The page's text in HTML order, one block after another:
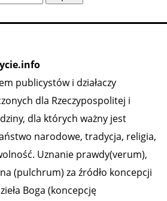
publicystów i działaczy
dla Rzeczypospolitej i
dla których ważny jest
narodowe, tradycja, religia,
Uznanie prawdy(verum),
(pulchrum) za źródło koncepcji
Boga (koncepcję